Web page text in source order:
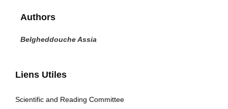
Liens Utiles
Scientific and Reading Committee
Authors
Belgheddouche Assia